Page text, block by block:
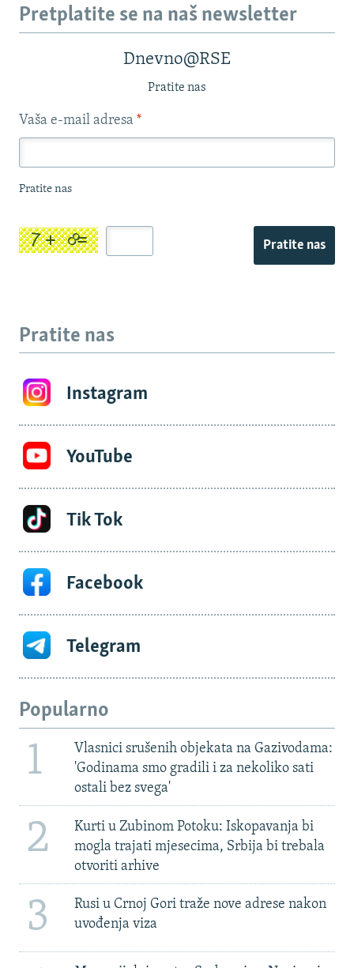
Pretplatite se na naš newsletter
Dnevno@RSE
Pratite nas
Vaša e-mail adresa *
Pratite nas
Pratite nas
Pratite nas
Instagram
YouTube
Tik Tok
Facebook
Telegram
Popularno
1
Vlasnici srušenih objekata na Gazivodama:
'Godinama smo gradili i za nekoliko sati
ostali bez svega'
2
Kurti u Zubinom Potoku: Iskopavanja bi
mogla trajati mjesecima, Srbija bi trebala
otvoriti arhive
3
Rusi u Crnoj Gori traže nove adrese nakon
uvođenja viza